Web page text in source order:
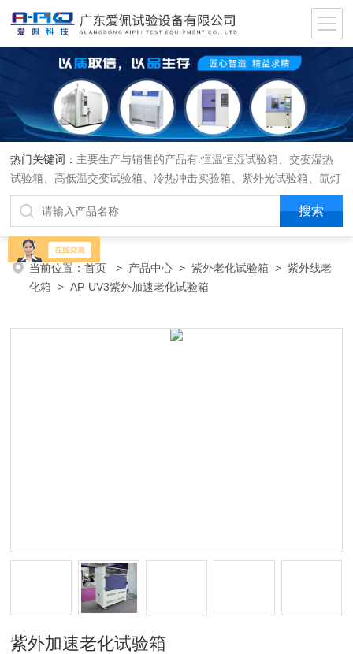
热门关键词： 主要生产与销售的产品有:恒温恒湿试验箱、交变湿热
试验箱、高低温交变试验箱、冷热冲击实验箱、紫外光试验箱、氙灯
老化箱、恒温恒湿实验室、沙尘试验箱、淋雨试验箱、盐水喷雾试验
箱、各种振动试验台、拉力试验机、蒸汽老化试验机、跌落试验机、
插拔力试验机、按健寿命试验机、纸带耐磨擦试验机、工业烘烤箱
当前位置：首页 > 产品中心 >紫外老化试验箱 >紫外线老
化箱 > AP-UV3紫外加速老化试验箱
紫外加速老化试验箱